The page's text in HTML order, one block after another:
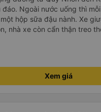
Ngoài nước uống thì mỗi
hộp sữa đậu nành. Xe
nhà xe còn cẩn thận treo
để đựng chai nước uống
ngoài (với số tiền bỏ ra
rất tốt)
Xem giá